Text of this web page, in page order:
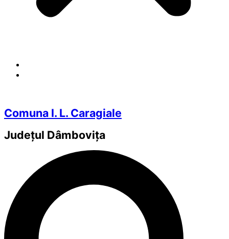
Comuna I. L. Caragiale
Județul Dâmbovița